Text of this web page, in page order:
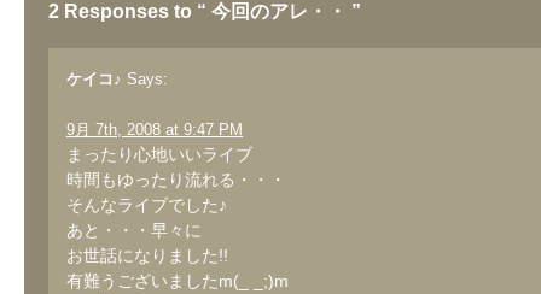
2 Responses to “ 今回のアレ・・ ”
ケイコ♪ Says:
9月 7th, 2008 at 9:47 PM
まったり心地いいライブ
時間もゆったり流れる・・・
そんなライブでした♪
あと・・・早々に
お世話になりました!!
有難うございましたm(_ _;)m